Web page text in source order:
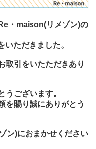
・maison(リメゾン)の
ただきました。
引をいたただきあり
うございます。
を賜り誠にありがとう
ン)におまかせください